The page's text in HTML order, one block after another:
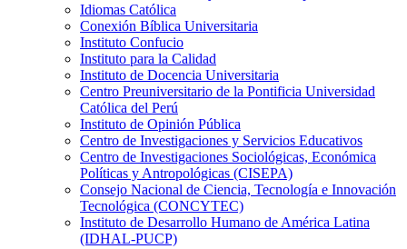
Idiomas Católica
Conexión Bíblica Universitaria
Instituto Confucio
Instituto para la Calidad
Instituto de Docencia Universitaria
Centro Preuniversitario de la Pontificia Universidad
Católica del Perú
Instituto de Opinión Pública
Centro de Investigaciones y Servicios Educativos
Centro de Investigaciones Sociológicas, Económica
Políticas y Antropológicas (CISEPA)
Consejo Nacional de Ciencia, Tecnología e Innovación
Tecnológica (CONCYTEC)
Instituto de Desarrollo Humano de América Latina
(IDHAL-PUCP)